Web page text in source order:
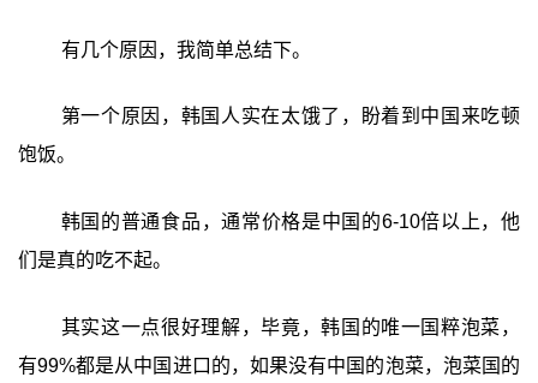
有几个原因，我简单总结下。
第一个原因，韩国人实在太饿了，盼着到中国来吃顿
饱饭。
韩国的普通食品，通常价格是中国的6-10倍以上，他
们是真的吃不起。
其实这一点很好理解，毕竟，韩国的唯一国粹泡菜，
有99%都是从中国进口的，如果没有中国的泡菜，泡菜国的